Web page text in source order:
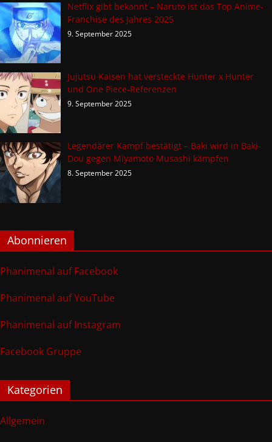
Netflix gibt bekannt – Naruto ist das Top Anime-
Franchise des Jahres 2025
9. September 2025
Jujutsu Kaisen hat versteckte Hunter x Hunter
und One Piece-Referenzen
9. September 2025
Legendärer Kampf bestätigt – Baki wird in Baki-
Dou gegen Miyamoto Musashi kämpfen
8. September 2025
Abonnieren
Phanimenal auf Facebook
Phanimenal auf YouTube
Phanimenal auf Instagram
Facebook Gruppe
Kategorien
Allgemein